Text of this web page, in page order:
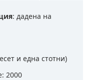
: дадена на
и една стотни)
2000